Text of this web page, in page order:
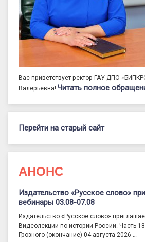
Вас приветствует ректор ГАУ ДПО
Валерьевна! Читать полное
Перейти на старый сайт
АНОНС
Издательство «Русское слово»
вебинары 03.08-07.08
Издательство «Русское слово»
Видеолекции по истории России. Часть
Грозного (окончание) 04 августа 2026 …